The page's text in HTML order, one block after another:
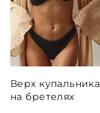
Верх купальника
на бретелях